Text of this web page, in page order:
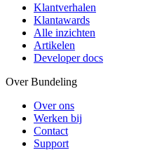
Klantverhalen
Klantawards
Alle inzichten
Artikelen
Developer docs
Over Bundeling
Over ons
Werken bij
Contact
Support